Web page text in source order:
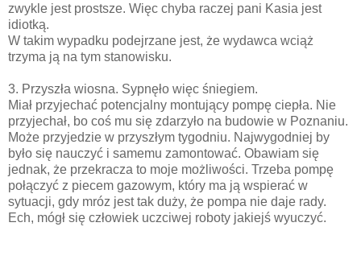
zwykle jest prostsze. Więc chyba raczej pani Kasia jest
idiotką.
W takim wypadku podejrzane jest, że wydawca wciąż
trzyma ją na tym stanowisku.
3. Przyszła wiosna. Sypnęło więc śniegiem.
Miał przyjechać potencjalny montujący pompę ciepła. Nie
przyjechał, bo coś mu się zdarzyło na budowie w Poznaniu.
Może przyjedzie w przyszłym tygodniu. Najwygodniej by
było się nauczyć i samemu zamontować. Obawiam się
jednak, że przekracza to moje możliwości. Trzeba pompę
połączyć z piecem gazowym, który ma ją wspierać w
sytuacji, gdy mróz jest tak duży, że pompa nie daje rady.
Ech, mógł się człowiek uczciwej roboty jakiejś wyuczyć.